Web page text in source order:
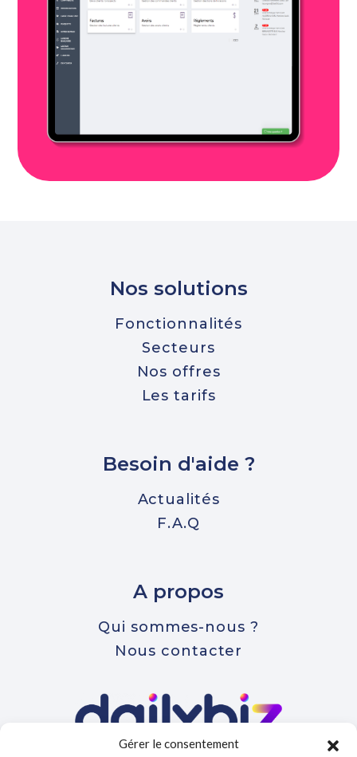
Gérer le consentement
Nos solutions
Fonctionnalités
Secteurs
Nos offres
Les tarifs
Besoin d'aide ?
Actualités
F.A.Q
A propos
Qui sommes-nous ?
Nous contacter